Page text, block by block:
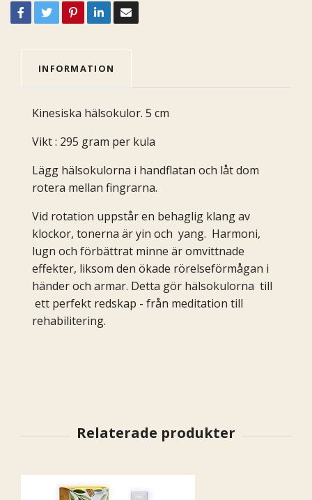
INFORMATION
Kinesiska hälsokulor. 5 cm
Vikt : 295 gram per kula
Lägg hälsokulorna i handflatan och låt dom
rotera mellan fingrarna.
Vid rotation uppstår en behaglig klang av
klockor, tonerna är yin och yang. Harmoni,
lugn och förbättrat minne är omvittnade
effekter, liksom den ökade rörelseförmågan i
händer och armar. Detta gör hälsokulorna till
ett perfekt redskap - från meditation till
rehabilitering.